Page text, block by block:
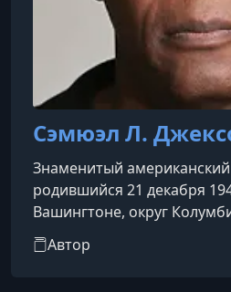
Сэмюэл Л.
Знаменитый
родившийся 21 декабря
Вашингтоне, округ
самых узнаваемых и
актёров в истории
Автор